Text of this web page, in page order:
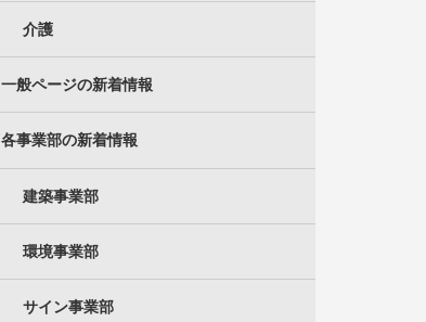
介護
一般ページの新着情報
各事業部の新着情報
建築事業部
環境事業部
サイン事業部